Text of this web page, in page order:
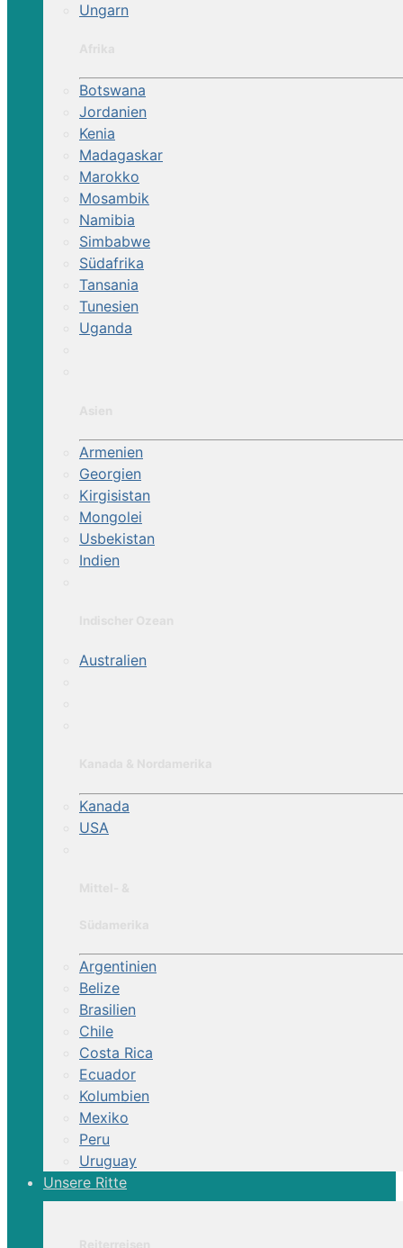
Ungarn
Botswana
Jordanien
Kenia
Madagaskar
Marokko
Mosambik
Namibia
Simbabwe
Südafrika
Tansania
Tunesien
Uganda
Armenien
Georgien
Kirgisistan
Mongolei
Usbekistan
Indien
Australien
Kanada
USA
Argentinien
Belize
Brasilien
Chile
Costa Rica
Ecuador
Kolumbien
Mexiko
Peru
Uruguay
Unsere Ritte